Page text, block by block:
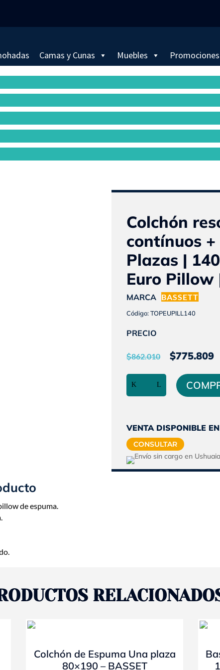
Camas y Cunas Muebles Promociones
Colchón
contínuos
Plazas |
Euro Pillow
MARCA BASSETT
Código: TOPEUPILL140
PRECIO
$862.010
El
precio
era:
$775.809El
Colchón
Pillow
Dos
Plazas
|
VENTA DISPONIBLE
CONSULTAR
de espuma.
Colchón de Espuma Una plaza
80×190 – BASSET